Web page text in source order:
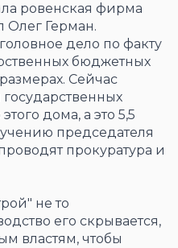
ровенская фирма
Олег Герман.
дело по факту
бюджетных
Сейчас
дома, а это 5,5
председателя
прокуратура и
не то
его скрывается,
властям, чтобы